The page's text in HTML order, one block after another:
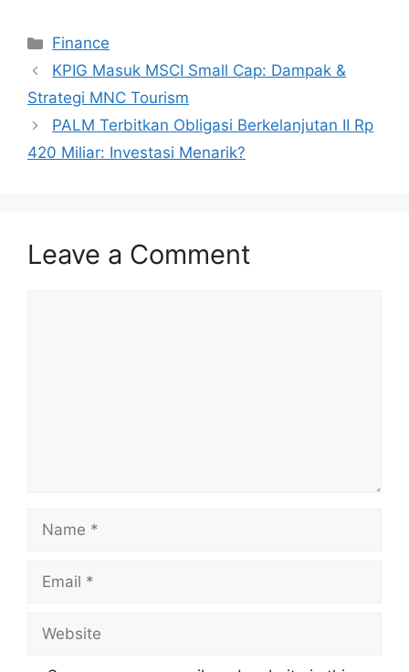
Categories
Finance
KPIG Masuk MSCI Small Cap: Dampak &
Strategi MNC Tourism
PALM Terbitkan Obligasi Berkelanjutan II Rp
420 Miliar: Investasi Menarik?
Leave a Comment
Name
Email
Website